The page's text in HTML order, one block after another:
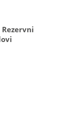
Rezervni